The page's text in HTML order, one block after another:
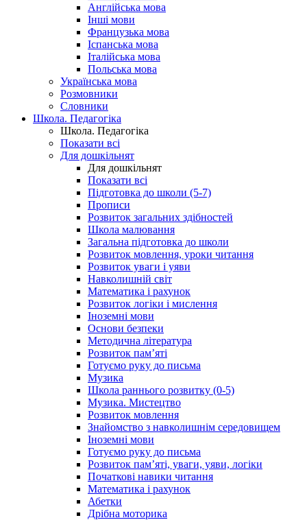
Англійська мова
Інші мови
Французька мова
Іспанська мова
Італійська мова
Польська мова
Українська мова
Розмовники
Словники
Школа. Педагогіка
Школа. Педагогіка
Показати всі
Для дошкільнят
Для дошкільнят
Показати всі
Підготовка до школи (5-7)
Прописи
Розвиток загальних здібностей
Школа малювання
Загальна підготовка до школи
Розвиток мовлення, уроки читання
Розвиток уваги і уяви
Навколишній світ
Математика і рахунок
Розвиток логіки і мислення
Іноземні мови
Основи безпеки
Методична література
Розвиток пам’яті
Готуємо руку до письма
Музика
Школа раннього розвитку (0-5)
Музика. Мистецтво
Розвиток мовлення
Знайомство з навколишнім середовищем
Іноземні мови
Готуємо руку до письма
Розвиток пам’яті, уваги, уяви, логіки
Початкові навики читання
Математика і рахунок
Абетки
Дрібна моторика